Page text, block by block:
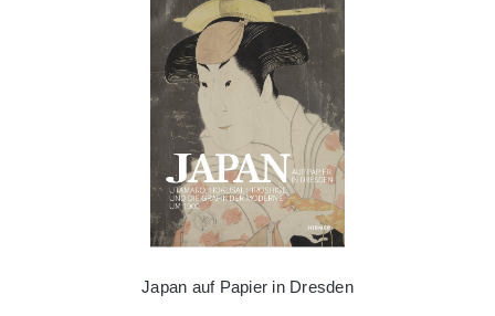
Japan auf Papier in Dresden